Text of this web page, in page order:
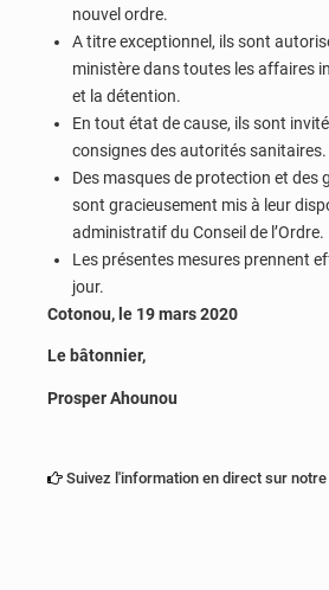
nouvel ordre.
A titre exceptionnel, ils sont
ministère dans toutes les affaires
et la détention.
En tout état de cause, ils sont
consignes des autorités sanitaires.
Des masques de protection et des
sont gracieusement mis à leur
administratif du Conseil de l’Ordre.
Les présentes mesures prennent
jour.
Cotonou, le 19 mars 2020
Le bâtonnier,
Prosper Ahounou
Suivez l'information en direct sur